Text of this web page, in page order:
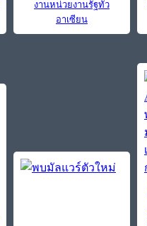
งานหน่วยงานรัฐทั่ว
อาเซียน